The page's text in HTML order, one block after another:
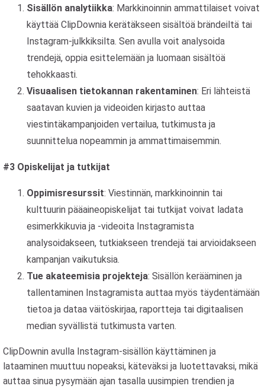
Sisällön analytiikka: Markkinoinnin ammattilaiset voivat
käyttää ClipDownia kerätäkseen sisältöä brändeiltä tai
Instagram-julkkiksilta. Sen avulla voit analysoida
trendejä, oppia esittelemään ja luomaan sisältöä
tehokkaasti.
Visuaalisen tietokannan rakentaminen: Eri lähteistä
saatavan kuvien ja videoiden kirjasto auttaa
viestintäkampanjoiden vertailua, tutkimusta ja
suunnittelua nopeammin ja ammattimaisemmin.
#3 Opiskelijat ja tutkijat
Oppimisresurssit: Viestinnän, markkinoinnin tai
kulttuurin pääaineopiskelijat tai tutkijat voivat ladata
esimerkkikuvia ja -videoita Instagramista
analysoidakseen, tutkiakseen trendejä tai arvioidakseen
kampanjan vaikutuksia.
Tue akateemisia projekteja: Sisällön kerääminen ja
tallentaminen Instagramista auttaa myös täydentämään
tietoa ja dataa väitöskirjaa, raportteja tai digitaalisen
median syvällistä tutkimusta varten.
ClipDownin avulla Instagram-sisällön käyttäminen ja
lataaminen muuttuu nopeaksi, käteväksi ja luotettavaksi, mikä
auttaa sinua pysymään ajan tasalla uusimpien trendien ja